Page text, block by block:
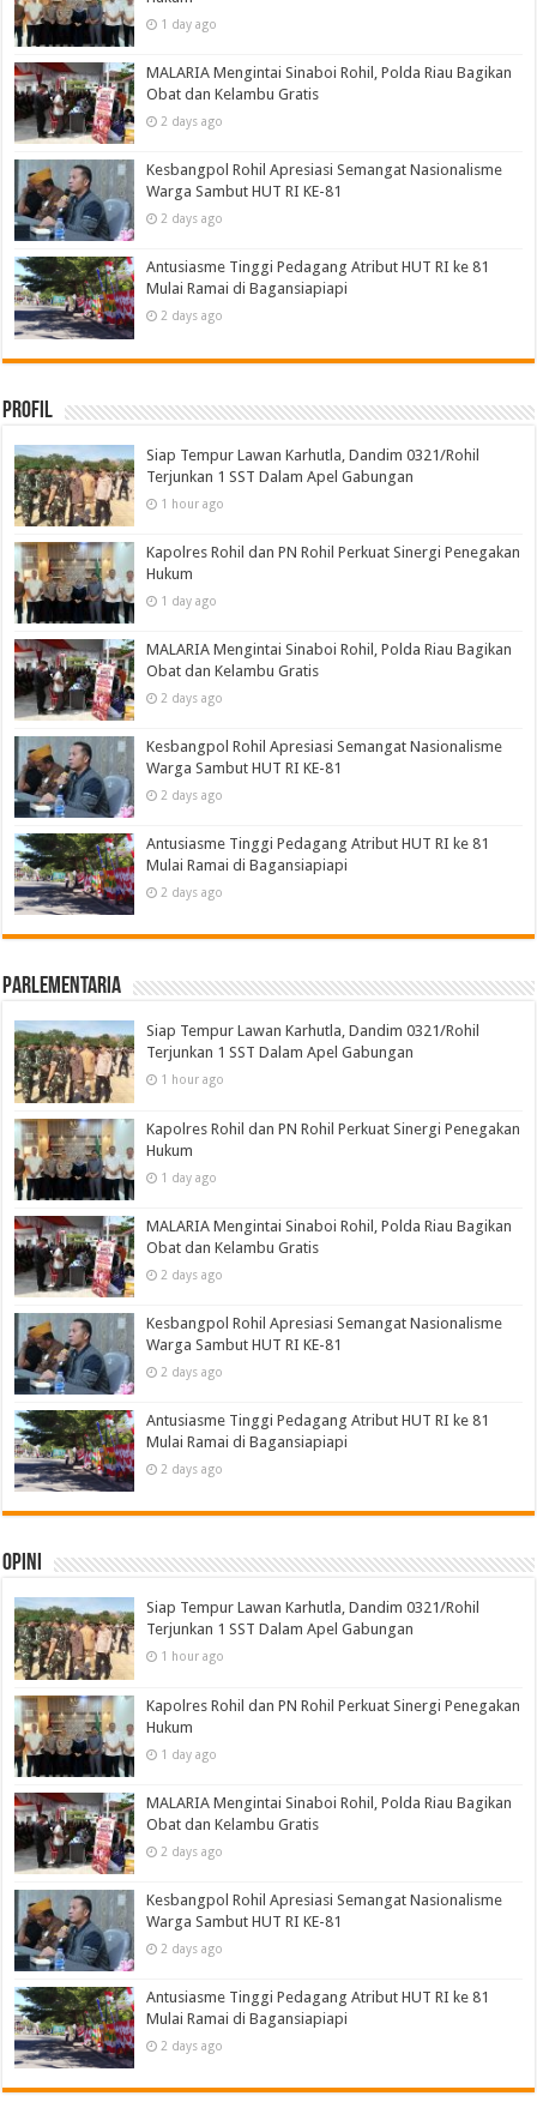
1 day ago
MALARIA Mengintai Sinaboi Rohil, Polda Riau Bagikan
Obat dan Kelambu Gratis
2 days ago
Kesbangpol Rohil Apresiasi Semangat Nasionalisme
Warga Sambut HUT RI KE-81
2 days ago
Antusiasme Tinggi Pedagang Atribut HUT RI ke 81
Mulai Ramai di Bagansiapiapi
2 days ago
Profil
Siap Tempur Lawan Karhutla, Dandim 0321/Rohil
Terjunkan 1 SST Dalam Apel Gabungan
1 hour ago
Kapolres Rohil dan PN Rohil Perkuat Sinergi Penegakan
Hukum
1 day ago
MALARIA Mengintai Sinaboi Rohil, Polda Riau Bagikan
Obat dan Kelambu Gratis
2 days ago
Kesbangpol Rohil Apresiasi Semangat Nasionalisme
Warga Sambut HUT RI KE-81
2 days ago
Antusiasme Tinggi Pedagang Atribut HUT RI ke 81
Mulai Ramai di Bagansiapiapi
2 days ago
Parlementaria
Siap Tempur Lawan Karhutla, Dandim 0321/Rohil
Terjunkan 1 SST Dalam Apel Gabungan
1 hour ago
Kapolres Rohil dan PN Rohil Perkuat Sinergi Penegakan
Hukum
1 day ago
MALARIA Mengintai Sinaboi Rohil, Polda Riau Bagikan
Obat dan Kelambu Gratis
2 days ago
Kesbangpol Rohil Apresiasi Semangat Nasionalisme
Warga Sambut HUT RI KE-81
2 days ago
Antusiasme Tinggi Pedagang Atribut HUT RI ke 81
Mulai Ramai di Bagansiapiapi
2 days ago
Opini
Siap Tempur Lawan Karhutla, Dandim 0321/Rohil
Terjunkan 1 SST Dalam Apel Gabungan
1 hour ago
Kapolres Rohil dan PN Rohil Perkuat Sinergi Penegakan
Hukum
1 day ago
MALARIA Mengintai Sinaboi Rohil, Polda Riau Bagikan
Obat dan Kelambu Gratis
2 days ago
Kesbangpol Rohil Apresiasi Semangat Nasionalisme
Warga Sambut HUT RI KE-81
2 days ago
Antusiasme Tinggi Pedagang Atribut HUT RI ke 81
Mulai Ramai di Bagansiapiapi
2 days ago